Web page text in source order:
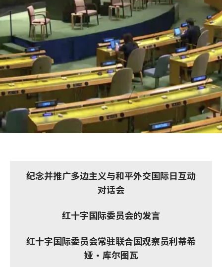
纪念并推广多边主义与和平外交国际日互动
对话会
红十字国际委员会的发言
红十字国际委员会常驻联合国观察员利蒂希
娅·库尔图瓦